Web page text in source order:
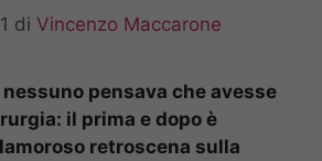
di Vincenzo Maccarone
pensava che avesse
il prima e dopo è
retroscena sulla